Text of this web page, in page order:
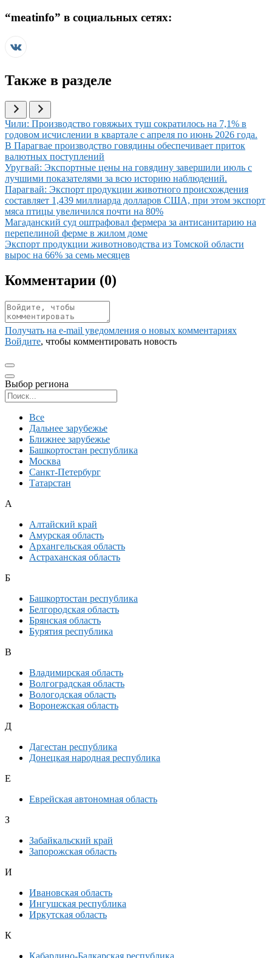
“meatinfo” в социальных сетях:
Также в разделе
Иллюстрация новости
Чили: Производство говяжьих туш сократилось на 7,1% в
годовом исчислении в квартале с апреля по июнь 2026 года.
Иллюстрация новости
В Парагвае производство говядины обеспечивает приток
валютных поступлений
Иллюстрация новости
Уругвай: Экспортные цены на говядину завершили июль с
лучшими показателями за всю историю наблюдений.
Иллюстрация новости
Парагвай: Экспорт продукции животного происхождения
составляет 1,439 миллиарда долларов США, при этом экспорт
мяса птицы увеличился почти на 80%
Иллюстрация новости
Магаданский суд оштрафовал фермера за антисанитарию на
перепелиной ферме в жилом доме
Иллюстрация новости
Экспорт продукции животноводства из Томской области
вырос на 66% за семь месяцев
Комментарии (0)
Получать на e‑mail уведомления о новых комментариях
Войдите, чтобы комментировать новость
Выбор региона
Все
Дальнее зарубежье
Ближнее зарубежье
Башкортостан республика
Москва
Санкт-Петербург
Татарстан
А
Алтайский край
Амурская область
Архангельская область
Астраханская область
Б
Башкортостан республика
Белгородская область
Брянская область
Бурятия республика
В
Владимирская область
Волгоградская область
Вологодская область
Воронежская область
Д
Дагестан республика
Донецкая народная республика
Е
Еврейская автономная область
З
Забайкальский край
Запорожская область
И
Ивановская область
Ингушская республика
Иркутская область
К